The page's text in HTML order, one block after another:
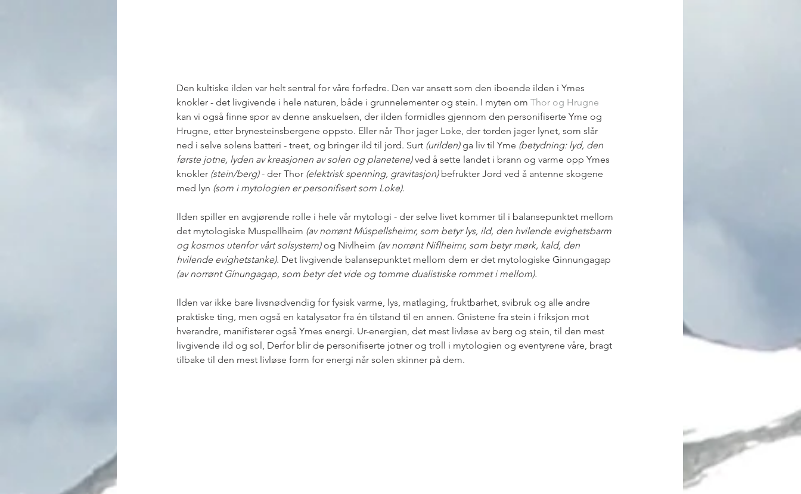
Den kultiske ilden var helt sentral for våre forfedre. Den var ansett som den iboende ilden i Ymes
knokler - det livgivende i hele naturen, både i grunnelementer og stein. I myten om Thor og Hrugne
kan vi også finne spor av denne anskuelsen, der ilden formidles gjennom den personifiserte Yme og
Hrugne, etter brynesteinsbergene oppsto. Eller når Thor jager Loke, der torden jager lynet, som slår
ned i selve solens batteri - treet, og bringer ild til jord. Surt (urilden) ga liv til Yme (betydning: lyd, den
første jotne, lyden av kreasjonen av solen og planetene) ved å sette landet i brann og varme opp Ymes
knokler (stein/berg) - der Thor (elektrisk spenning, gravitasjon) befrukter Jord ved å antenne skogene
med lyn (som i mytologien er personifisert som Loke).
Ilden spiller en avgjørende rolle i hele vår mytologi - der selve livet kommer til i balansepunktet mellom
det mytologiske Muspellheim (av norrønt Múspellsheimr, som betyr lys, ild, den hvilende evighetsbarm
og kosmos utenfor vårt solsystem) og Nivlheim (av norrønt Niflheimr, som betyr mørk, kald, den
hvilende evighetstanke). Det livgivende balansepunktet mellom dem er det mytologiske Ginnungagap
(av norrønt Gínungagap, som betyr det vide og tomme dualistiske rommet i mellom).
Ilden var ikke bare livsnødvendig for fysisk varme, lys, matlaging, fruktbarhet, svibruk og alle andre
praktiske ting, men også en katalysator fra én tilstand til en annen. Gnistene fra stein i friksjon mot
hverandre, manifisterer også Ymes energi. Ur-energien, det mest livløse av berg og stein, til den mest
livgivende ild og sol, Derfor blir de personifiserte jotner og troll i mytologien og eventyrene våre, bragt
tilbake til den mest livløse form for energi når solen skinner på dem.